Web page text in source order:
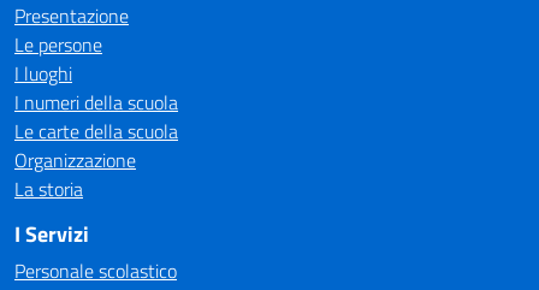
Presentazione
Le persone
I luoghi
I numeri della scuola
Le carte della scuola
Organizzazione
La storia
I Servizi
Personale scolastico